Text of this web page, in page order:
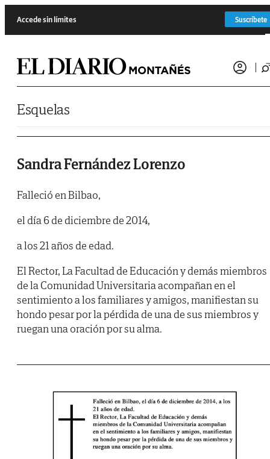
Accede sin límites Suscríbete
Esquelas
Sandra Fernández Lorenzo
Falleció en Bilbao,
el día 6 de diciembre de 2014,
a los 21 años de edad.
El Rector, La Facultad de Educación y demás miembros
de la Comunidad Universitaria acompañan en el
sentimiento a los familiares y amigos, manifiestan su
hondo pesar por la pérdida de una de sus miembros y
ruegan una oración por su alma.